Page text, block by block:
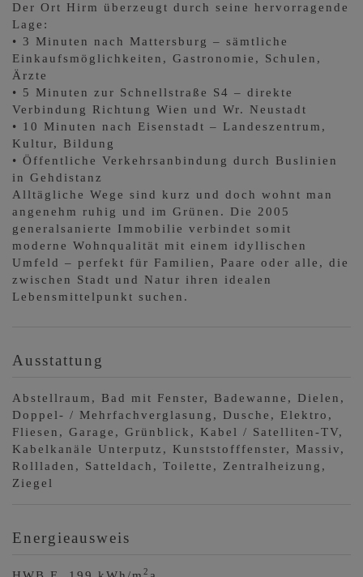
Der Ort Hirm überzeugt durch seine hervorragende
Lage:
• 3 Minuten nach Mattersburg – sämtliche
Einkaufsmöglichkeiten, Gastronomie, Schulen,
Ärzte
• 5 Minuten zur Schnellstraße S4 – direkte
Verbindung Richtung Wien und Wr. Neustadt
• 10 Minuten nach Eisenstadt – Landeszentrum,
Kultur, Bildung
• Öffentliche Verkehrsanbindung durch Buslinien
in Gehdistanz
Alltägliche Wege sind kurz und doch wohnt man
angenehm ruhig und im Grünen. Die 2005
generalsanierte Immobilie verbindet somit
moderne Wohnqualität mit einem idyllischen
Umfeld – perfekt für Familien, Paare oder alle, die
zwischen Stadt und Natur ihren idealen
Lebensmittelpunkt suchen.
Ausstattung
Abstellraum Bad mit Fenster Badewanne
Dielen
Doppel- / Mehrfachverglasung
Dusche
Elektro
Fliesen
Garage Grünblick
Kabel / Satelliten-TV
Kabelkanäle Unterputz
Kunststofffenster
Massiv
Rollladen
Satteldach Toilette
Zentralheizung
Ziegel
Energieausweis
2